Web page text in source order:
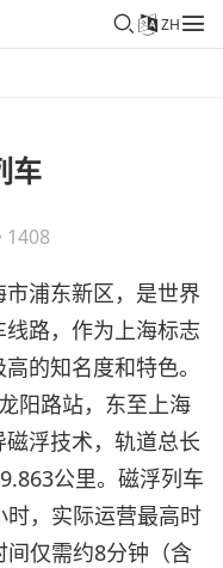
ZH
车
1408
浦东新区，是世界
路，作为上海标志
的知名度和特色。
阳路站，东至上海
浮技术，轨道总长
公里。磁浮列车
，实际运营最高时
仅需约8分钟（含